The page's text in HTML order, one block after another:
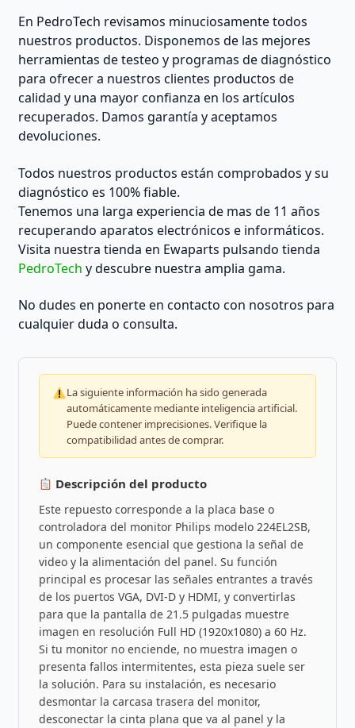
En PedroTech revisamos minuciosamente todos
nuestros productos. Disponemos de las mejores
herramientas de testeo y programas de diagnóstico
para ofrecer a nuestros clientes productos de
calidad y una mayor confianza en los artículos
recuperados. Damos garantía y aceptamos
devoluciones.
Todos nuestros productos están comprobados y su
diagnóstico es 100% fiable.
Tenemos una larga experiencia de mas de 11 años
recuperando aparatos electrónicos e informáticos.
Visita nuestra tienda en Ewaparts pulsando tienda
PedroTech y descubre nuestra amplia gama.
No dudes en ponerte en contacto con nosotros para
cualquier duda o consulta.
La siguiente información ha sido generada
automáticamente mediante inteligencia artificial.
Puede contener imprecisiones. Verifique la
compatibilidad antes de comprar.
Descripción del producto
Este repuesto corresponde a la placa base o
controladora del monitor Philips modelo 224EL2SB,
un componente esencial que gestiona la señal de
video y la alimentación del panel. Su función
principal es procesar las señales entrantes a través
de los puertos VGA, DVI-D y HDMI, y convertirlas
para que la pantalla de 21.5 pulgadas muestre
imagen en resolución Full HD (1920x1080) a 60 Hz.
Si tu monitor no enciende, no muestra imagen o
presenta fallos intermitentes, esta pieza suele ser
la solución. Para su instalación, es necesario
desmontar la carcasa trasera del monitor,
desconectar la cinta plana que va al panel y la